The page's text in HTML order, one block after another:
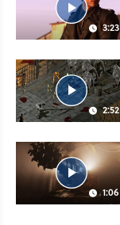
3:23
2:52
1:06